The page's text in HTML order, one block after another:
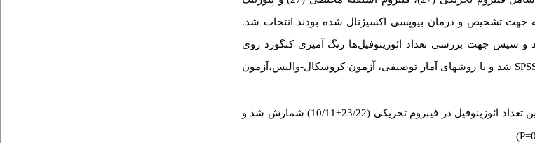
که جهت تشخیص و درمان بیوپسی اکسیژنال شده بودند انتخاب شد.
و سپس جهت بررسی تعداد ائوزینوفیل‌ها رنگ آمیزی کنگورد روی
شد و با روشهای آمار توصیفی، آزمون کروسکال-والیس،آزمون
± 10/11) شمارش شد و
P
)